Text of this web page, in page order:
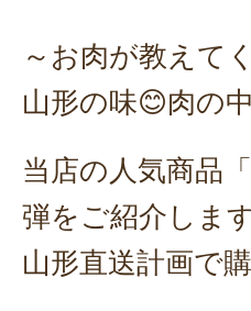
～お肉が教えて
山形の味😊肉の
当店の人気商品
弾をご紹介します
山形直送計画で